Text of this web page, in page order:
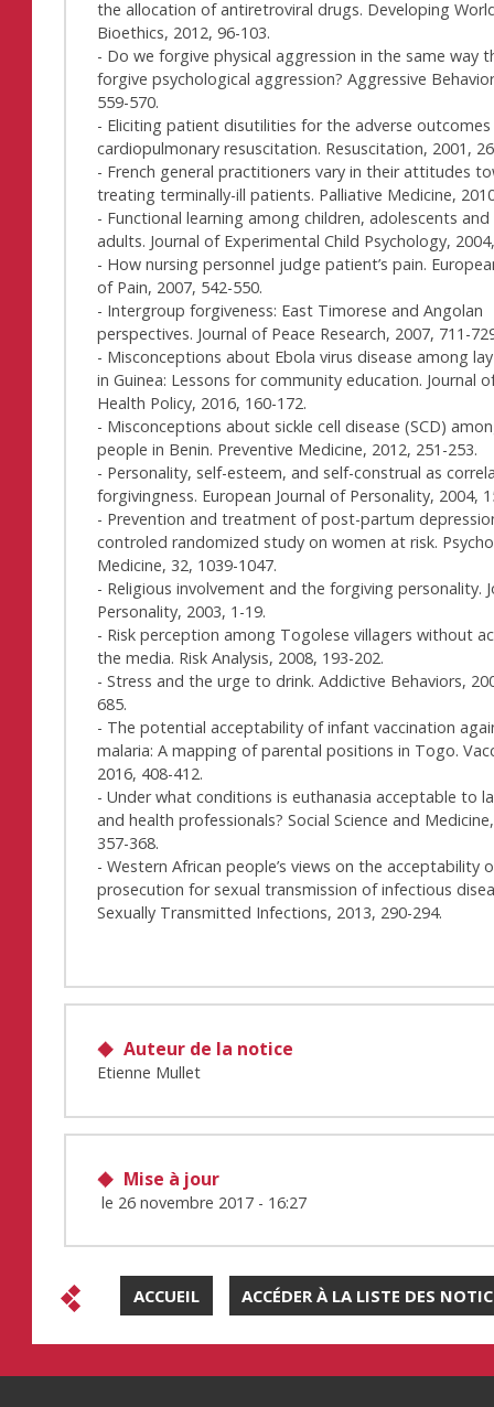
the allocation of antiretroviral drugs. Developing
Bioethics, 2012, 96-103.
- Do we forgive physical aggression in the same way
forgive psychological aggression? Aggressive
559-570.
- Eliciting patient disutilities for the adverse
cardiopulmonary resuscitation. Resuscitation, 2001,
- French general practitioners vary in their attitudes
treating terminally-ill patients. Palliative Medicine,
- Functional learning among children, adolescents
adults. Journal of Experimental Child Psychology,
- How nursing personnel judge patient’s pain.
of Pain, 2007, 542-550.
- Intergroup forgiveness: East Timorese and Angolan
perspectives. Journal of Peace Research, 2007, 711-
- Misconceptions about Ebola virus disease among
in Guinea: Lessons for community education. Journal
Health Policy, 2016, 160-172.
- Misconceptions about sickle cell disease (SCD)
people in Benin. Preventive Medicine, 2012, 251-253.
- Personality, self-esteem, and self-construal as
forgivingness. European Journal of Personality, 2004,
- Prevention and treatment of post-partum
controled randomized study on women at risk.
Medicine, 32, 1039-1047.
- Religious involvement and the forgiving personality.
Personality, 2003, 1-19.
- Risk perception among Togolese villagers without
the media. Risk Analysis, 2008, 193-202.
- Stress and the urge to drink. Addictive Behaviors,
685.
- The potential acceptability of infant vaccination
malaria: A mapping of parental positions in Togo.
2016, 408-412.
- Under what conditions is euthanasia acceptable to
and health professionals? Social Science and
357-368.
- Western African people’s views on the acceptability
prosecution for sexual transmission of infectious
Sexually Transmitted Infections, 2013, 290-294.
Auteur de la notice
Etienne Mullet
Mise à jour
le 26 novembre 2017 - 16:27
ACCUEIL ACCÉDER À LA LISTE DES